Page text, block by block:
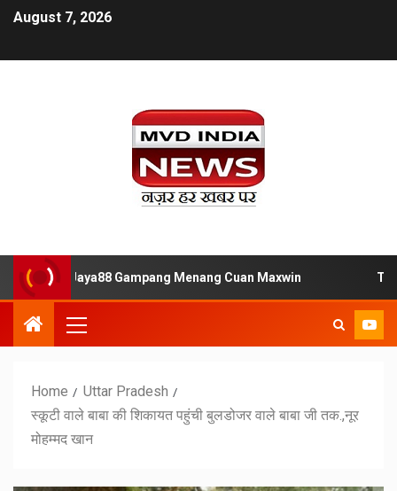
August 7, 2026
Slot Jaya88 Gampang Menang Cuan Maxwin
Home
Uttar Pradesh
स्कूटी वाले बाबा की शिकायत पहुंची बुलडोजर वाले बाबा जी तक.,नूर
मोहम्मद खान